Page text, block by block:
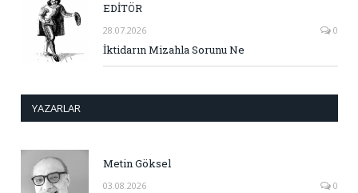
EDİTÖR
28.07.2026 0
İktidarın Mizahla Sorunu Ne
YAZARLAR
Metin Göksel
03.08.2026 0